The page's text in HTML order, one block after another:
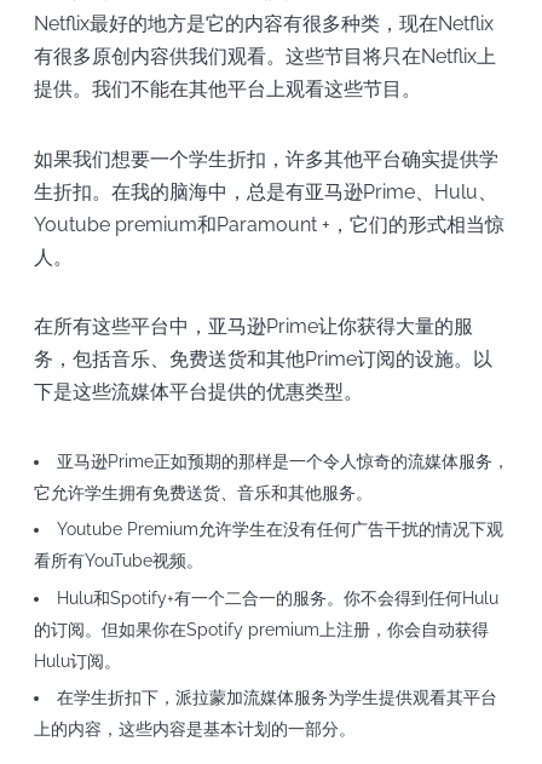
Netflix最好的地方是它的内容有很多种类，现在Netflix
有很多原创内容供我们观看。这些节目将只在Netflix上
提供。我们不能在其他平台上观看这些节目。
如果我们想要一个学生折扣，许多其他平台确实提供学
生折扣。在我的脑海中，总是有亚马逊Prime、Hulu、
Youtube premium和Paramount +，它们的形式相当惊
人。
在所有这些平台中，亚马逊Prime让你获得大量的服
务，包括音乐、免费送货和其他Prime订阅的设施。以
下是这些流媒体平台提供的优惠类型。
亚马逊Prime正如预期的那样是一个令人惊奇的流媒体服务，
它允许学生拥有免费送货、音乐和其他服务。
Youtube Premium允许学生在没有任何广告干扰的情况下观
看所有YouTube视频。
Hulu和Spotify+有一个二合一的服务。你不会得到任何Hulu
的订阅。但如果你在Spotify premium上注册，你会自动获得
Hulu订阅。
在学生折扣下，派拉蒙加流媒体服务为学生提供观看其平台
上的内容，这些内容是基本计划的一部分。